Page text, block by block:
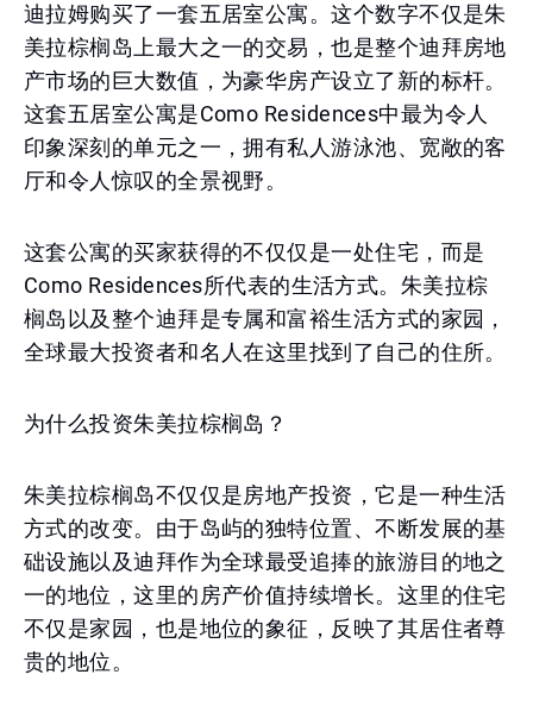
迪拉姆购买了一套五居室公寓。这个数字不仅是朱
美拉棕榈岛上最大之一的交易，也是整个迪拜房地
产市场的巨大数值，为豪华房产设立了新的标杆。
这套五居室公寓是Como Residences中最为令人
印象深刻的单元之一，拥有私人游泳池、宽敞的客
厅和令人惊叹的全景视野。
这套公寓的买家获得的不仅仅是一处住宅，而是
Como Residences所代表的生活方式。朱美拉棕
榈岛以及整个迪拜是专属和富裕生活方式的家园，
全球最大投资者和名人在这里找到了自己的住所。
为什么投资朱美拉棕榈岛？
朱美拉棕榈岛不仅仅是房地产投资，它是一种生活
方式的改变。由于岛屿的独特位置、不断发展的基
础设施以及迪拜作为全球最受追捧的旅游目的地之
一的地位，这里的房产价值持续增长。这里的住宅
不仅是家园，也是地位的象征，反映了其居住者尊
贵的地位。